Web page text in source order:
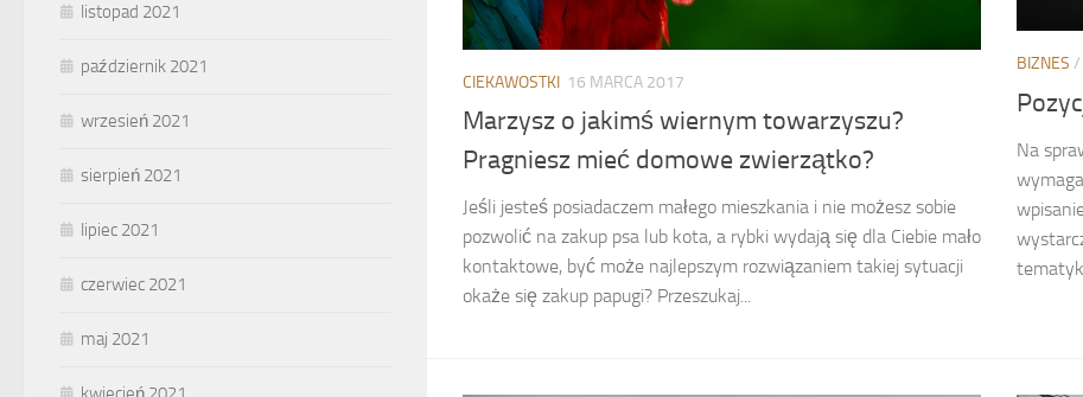
CIEKAWOSTKI 16 MARCA 2017
Marzysz o jakimś wiernym towarzyszu?
Pragniesz mieć domowe zwierzątko?
Jeśli jesteś posiadaczem małego mieszkania i nie możesz sobie
pozwolić na zakup psa lub kota, a rybki wydają się dla Ciebie mało
kontaktowe, być może najlepszym rozwiązaniem takiej sytuacji
okaże się zakup papugi? Przeszukaj...
BIZNES /
Na
listopad 2021
październik 2021
wrzesień 2021
sierpień 2021
lipiec 2021
czerwiec 2021
maj 2021